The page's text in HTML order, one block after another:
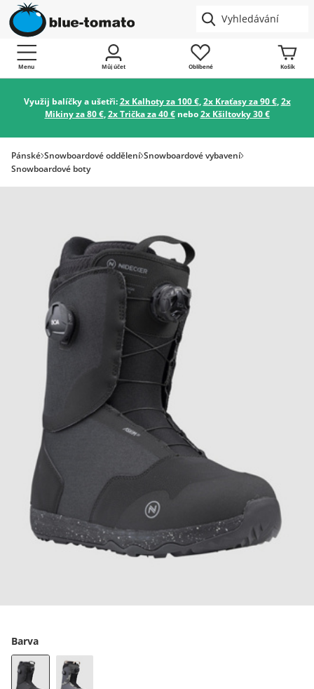
Menu Můj účet Oblíbené Košík
Využij balíčky a ušetři:2x Kalhoty za 100 €,2x Kraťasy za 90 €,2x
Mikiny za 80 €,2x Trička za 40 €nebo2x Kšiltovky 30 €
Pánské Snowboardové oddělení Snowboardové vybavení
Snowboardové boty
Barva